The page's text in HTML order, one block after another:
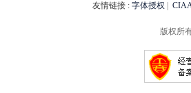
友情链接 : 字体授权
版权所